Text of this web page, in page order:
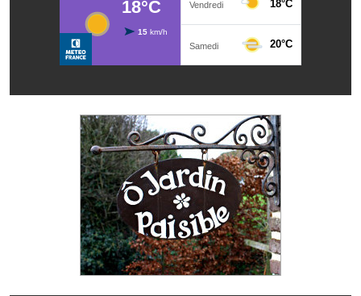
Déchets ménagers, tri sélectif, encombrants
Services publics communaux
Urbanisme
Biens à louer
Terrains et maisons à vendre
Etablissements scolaires
Equipements sportifs
Bibliothèque